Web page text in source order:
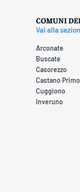
COMUNI
Vai alla
Arconate
Buscate
Casorezzo
Castano Primo
Cuggiono
Inveruno